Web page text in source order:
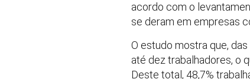
acordo com o
se deram em empresas
O estudo mostra que,
até dez trabalhadores, o
Deste total, 48,7%